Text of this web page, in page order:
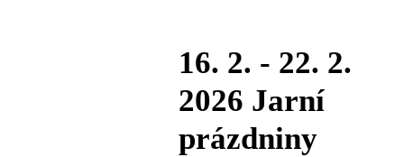
16. 2. - 22. 2.
2026 Jarní
prázdniny